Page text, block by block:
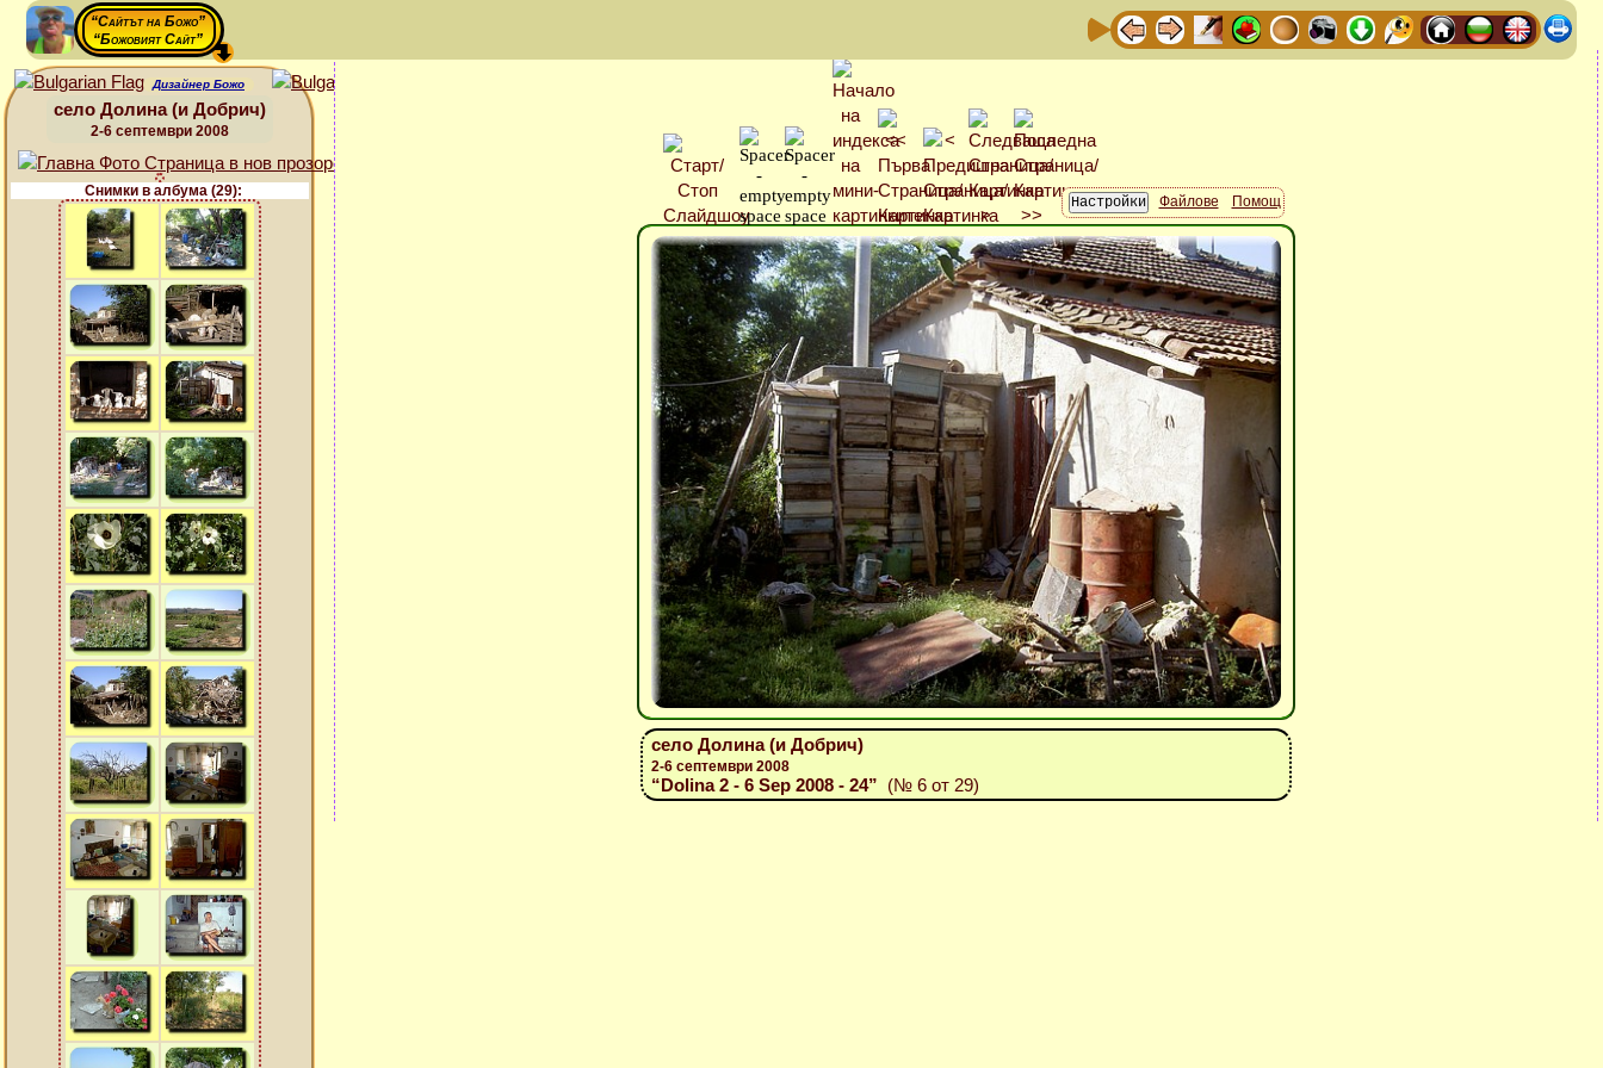
“Сайтът на Божо”
“Божовият Сайт”
Дизайнер Божо
село Долина (и Добрич)
2-6 септември 2008
Снимки в албума (29):
Файлове Помощ
село Долина (и Добрич)
2-6 септември 2008
“Dolina 2 - 6 Sep 2008 - 24” (№ 6 от 29)